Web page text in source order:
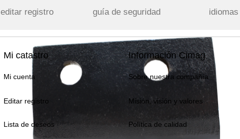
editar registro guía de seguridad idiomas
Mi catastro Información Cimag
Mi cuenta Sobre nuestra compañía
Editar registro Misión, visión y valores
Lista de deseos Política de calidad